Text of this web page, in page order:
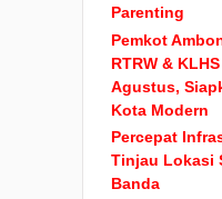
Parenting
Pemkot
RTRW &
Agustus,
Kota Modern
Percepat
Tinjau Lokasi
Banda